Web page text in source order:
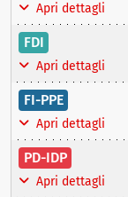
Apri dettagli
FDI
Apri dettagli
FI-PPE
Apri dettagli
PD-IDP
Apri dettagli